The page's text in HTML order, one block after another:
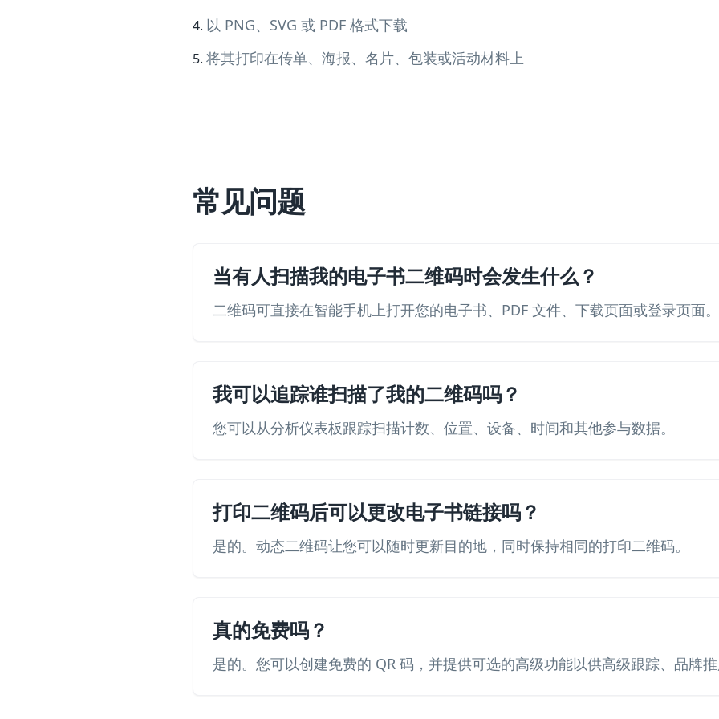
以 PNG、SVG 或 PDF 格式下载
将其打印在传单、海报、名片、包装或活动材料上
常见问题
当有人扫描我的电子书二维码时会发生什么？
二维码可直接在智能手机上打开您的电子书、PDF 文件、下载页面或登录页面。
我可以追踪谁扫描了我的二维码吗？
您可以从分析仪表板跟踪扫描计数、位置、设备、时间和其他参与数据。
打印二维码后可以更改电子书链接吗？
是的。动态二维码让您可以随时更新目的地，同时保持相同的打印二维码。
真的免费吗？
是的。您可以创建免费的 QR 码，并提供可选的高级功能以供高级跟踪、品牌